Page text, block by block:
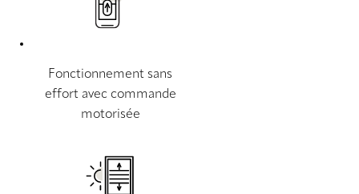
Fonctionnement sans
effort avec commande
motorisée